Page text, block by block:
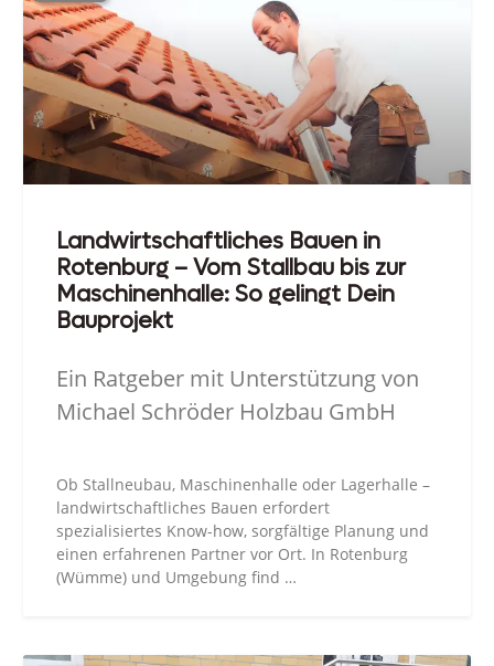
Landwirtschaftliches Bauen in
Rotenburg – Vom Stallbau bis zur
Maschinenhalle: So gelingt Dein
Bauprojekt
Ein Ratgeber mit Unterstützung von
Michael Schröder Holzbau GmbH
Ob Stallneubau, Maschinenhalle oder Lagerhalle –
landwirtschaftliches Bauen erfordert
spezialisiertes Know-how, sorgfältige Planung und
einen erfahrenen Partner vor Ort. In Rotenburg
(Wümme) und Umgebung find …